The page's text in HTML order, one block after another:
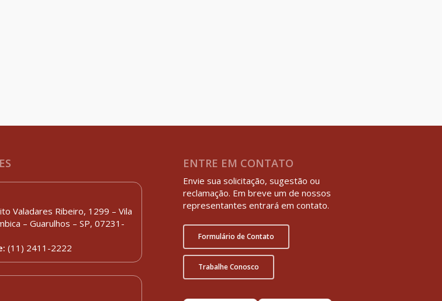
Valadares Ribeiro, 1299 – Vila
– Guarulhos – SP, 07231-
(11) 2411-2222
ENTRE EM CONTATO
Envie sua solicitação, sugestão ou
reclamação. Em breve um de nossos
representantes entrará em contato.
Formulário de Contato
Trabalhe Conosco